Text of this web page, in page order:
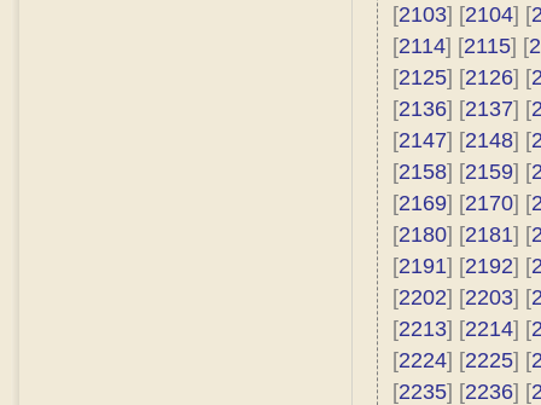
[2103] [2104] [
[2114] [2115] [
[2125] [2126] [
[2136] [2137] [
[2147] [2148] [
[2158] [2159] [
[2169] [2170] [
[2180] [2181] [
[2191] [2192] [
[2202] [2203] [
[2213] [2214] [
[2224] [2225] [
[2235] [2236] [